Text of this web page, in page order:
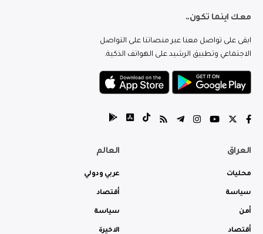
معك اينما تكون..
ابقى على تواصل معنا عبر منصاتنا على التواصل
الاجتماعي وتطبيق الرشيد على الهواتف الذكية.
العراق
محليات
سياسة
أمن
أقتصاد
العالم
عربي ودولي
أقتصاد
سياسة
الاخيرة